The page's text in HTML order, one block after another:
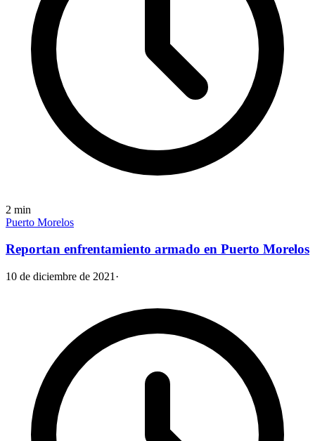
2 min
Puerto Morelos
Reportan enfrentamiento armado en Puerto Morelos
10 de diciembre de 2021 ·